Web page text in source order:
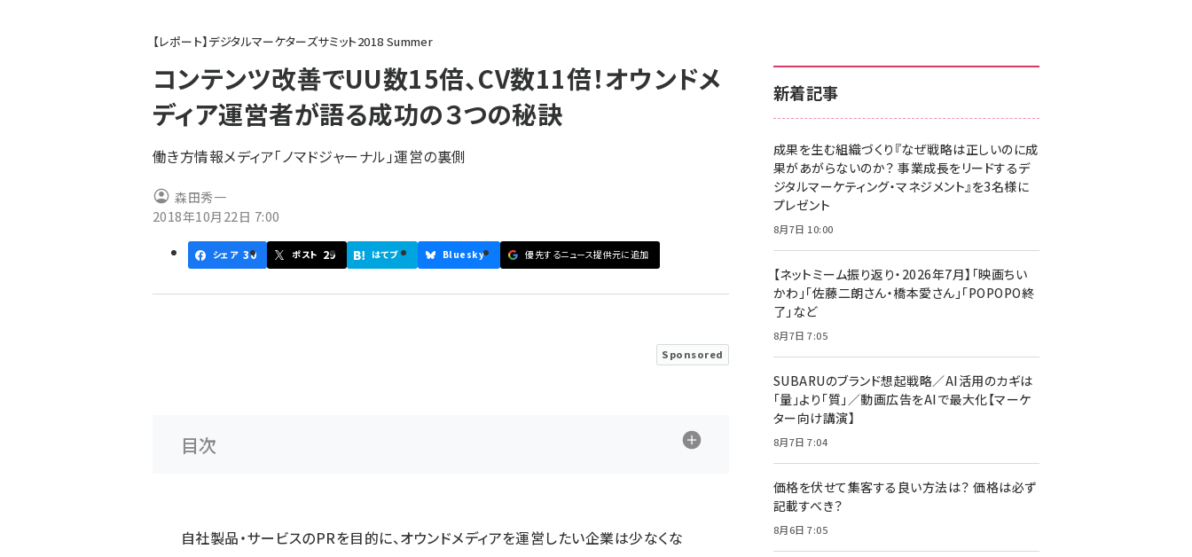
z世代 (1629)
meo (1281)
llmo (1167)
ン
く
ず
【レポート】デジタルマーケターズサミット2018 Summer
コンテンツ改善でUU数15倍、CV数11倍！オウンドメ
ディア運営者が語る成功の３つの秘訣
働き方情報メディア「ノマドジャーナル」運営の裏側
森田秀一
2018年10月22日 7:00
シェア 30 ポスト 29 はてブ Bluesky 優先するニュース提供元に追加
Sponsored
目次
自社製品・サービスのPRを目的に、オウンドメディアを運営したい企業は少なくな
新着記事
成果を生む組織づくり『なぜ戦略は正しいのに成
果があがらないのか？ 事業成長をリードするデ
ジタルマーケティング・マネジメント』を3名様に
プレゼント
8月7日 10:00
【ネットミーム振り返り・2026年7月】「映画ちい
かわ」「佐藤二朗さん・橋本愛さん」「POPOPO終
了」など
8月7日 7:05
SUBARUのブランド想起戦略／AI活用のカギは
「量」より「質」／動画広告をAIで最大化【マーケ
ター向け講演】
8月7日 7:04
価格を伏せて集客する良い方法は？ 価格は必ず
記載すべき？
8月6日 7:05